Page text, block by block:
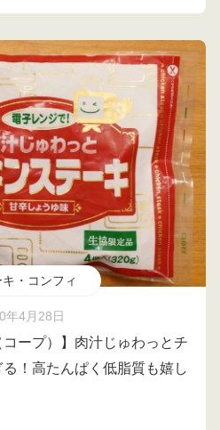
・コンフィ
年4月28日
コープ）】肉汁じゅわっとチ
！高たんぱく低脂質も嬉し